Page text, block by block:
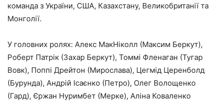
команда з України, США, Казахстану, Великобританії та
Монголії.
У головних ролях: Алекс МакНіколл (Максим Беркут),
Роберт Патрік (Захар Беркут), Томмі Фленаган (Тугар
Вовк), Поппі Дрейтон (Мирослава), Цегмід Церенболд
(Бурунда), Андрій Ісаєнко (Петро), Олег Волощенко
(Гард), Єржан Нуримбет (Мерке), Аліна Коваленко